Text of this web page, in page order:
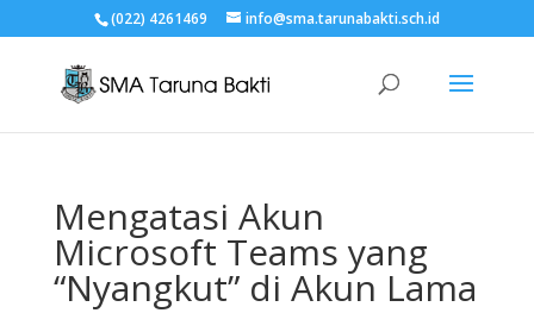
(022) 4261469 info@sma.tarunabakti.sch.id
Mengatasi Akun
Microsoft Teams yang
“Nyangkut” di Akun Lama